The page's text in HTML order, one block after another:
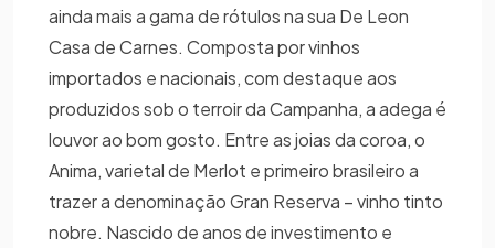
ainda mais a gama de rótulos na sua De Leon
Casa de Carnes. Composta por vinhos
importados e nacionais, com destaque aos
produzidos sob o terroir da Campanha, a adega é
louvor ao bom gosto. Entre as joias da coroa, o
Anima, varietal de Merlot e primeiro brasileiro a
trazer a denominação Gran Reserva – vinho tinto
nobre. Nascido de anos de investimento e